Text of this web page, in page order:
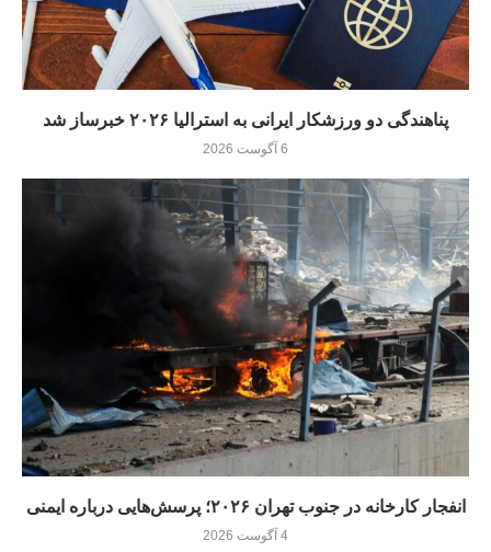
پناهندگی دو ورزشکار ایرانی به استرالیا ۲۰۲۶ خبرساز شد
6 آگوست 2026
انفجار کارخانه در جنوب تهران ۲۰۲۶؛ پرسش‌هایی درباره ایمنی
4 آگوست 2026